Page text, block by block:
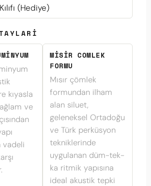
(Hediye)
kıyasla
ve
vadeli
MISIR COMLEK
FORMU
Mısır çömlek
formundan ilham
alan siluet,
geleneksel Ortadoğu
ve Türk perküsyon
tekniklerinde
uygulanan düm-tek-
ka ritmik yapısına
ideal akustik tepki